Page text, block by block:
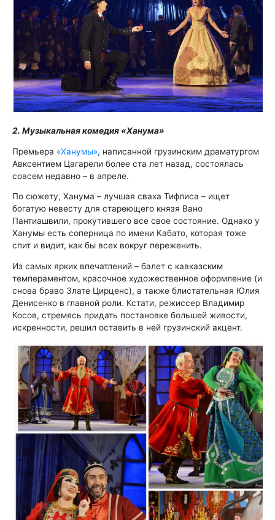
2. Музыкальная комедия «Ханума»
Премьера «Ханумы», написанной грузинским драматургом
Авксентием Цагарели более ста лет назад, состоялась
совсем недавно – в апреле.
По сюжету, Ханума – лучшая сваха Тифлиса – ищет
богатую невесту для стареющего князя Вано
Пантиашвили, прокутившего все свое состояние. Однако у
Ханумы есть соперница по имени Кабато, которая тоже
спит и видит, как бы всех вокруг переженить.
Из самых ярких впечатлений – балет с кавказским
темпераментом, красочное художественное оформление (и
снова браво Злате Цирценс), а также блистательная Юлия
Денисенко в главной роли. Кстати, режиссер Владимир
Косов, стремясь придать постановке большей живости,
искренности, решил оставить в ней грузинский акцент.